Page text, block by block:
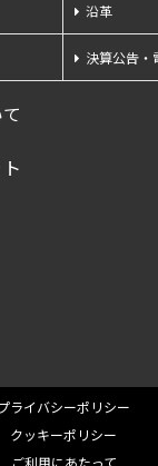
沿革
決算公告・
ライバシーポリシー
クッキーポリシー
ご利用にあたって